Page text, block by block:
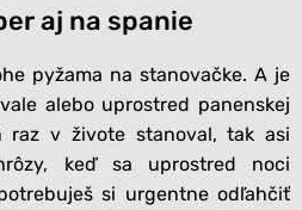
aj na spanie
pyžama na stanovačke. A je
alebo uprostred panenskej
raz v živote stanoval, tak asi
keď sa uprostred noci
si urgentne odľahčiť